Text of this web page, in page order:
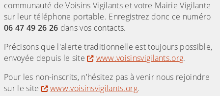
communauté de Voisins Vigilants et votre Mairie Vigilante
sur leur téléphone portable. Enregistrez donc ce numéro
06 47 49 26 26 dans vos contacts.
Précisons que l'alerte traditionnelle est toujours possible,
envoyée depuis le site
www.voisinsvigilants.org.
Pour les non-inscrits, n'hésitez pas à venir nous rejoindre
sur le site
www.voisinsvigilants.org.